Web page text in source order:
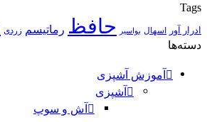
Tags
ادرار آور اسهال بواسیر حافظ رماتیسم زردی
دسته‌ها
آموزش آشپزی
آشپزی
آش و سوپ